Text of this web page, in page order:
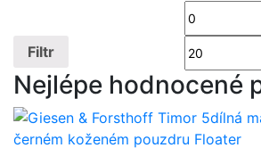
Minimální
Filtr
Nejlépe hodnocené